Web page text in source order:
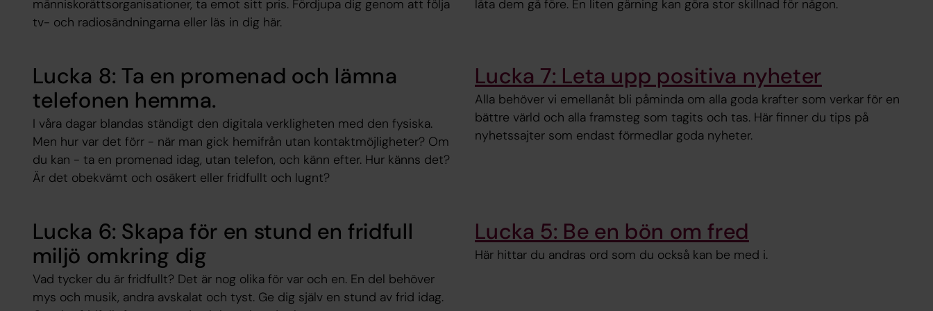
människorättsorganisationer, ta emot sitt pris. Fördjupa dig genom att följa
tv- och radiosändningarna eller läs in dig här.
låta dem gå före. En liten gärning kan göra stor skillnad för någon.
Lucka 8: Ta en promenad och lämna
telefonen hemma.
I våra dagar blandas ständigt den digitala verkligheten med den fysiska.
Men hur var det förr - när man gick hemifrån utan kontaktmöjligheter? Om
du kan - ta en promenad idag, utan telefon, och känn efter. Hur känns det?
Är det obekvämt och osäkert eller fridfullt och lugnt?
Lucka 7: Leta upp positiva nyheter
Alla behöver vi emellanåt bli påminda om alla goda krafter som verkar för en
bättre värld och alla framsteg som tagits och tas. Här finner du tips på
nyhetssajter som endast förmedlar goda nyheter.
Lucka 6: Skapa för en stund en fridfull
miljö omkring dig
Vad tycker du är fridfullt? Det är nog olika för var och en. En del behöver
mys och musik, andra avskalat och tyst. Ge dig själv en stund av frid idag.
Lucka 5: Be en bön om fred
Här hittar du andras ord som du också kan be med i.